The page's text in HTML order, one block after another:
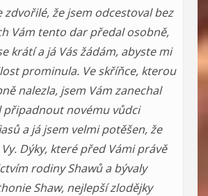
zdvořilé, že jsem odcestoval bez
Vám tento dar předal osobně,
krátí a já Vás žádám, abyste mi
prominula. Ve skříňce, kterou
nalezla, jsem Vám zanechal
připadnout novému vůdci
a já jsem velmi potěšen, že
Dýky, které před Vámi právě
rodiny Shawů a bývaly
Shaw, nejlepší zlodějky